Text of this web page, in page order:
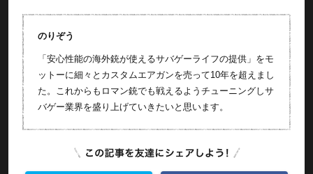
のりぞう
「安心性能の海外銃が使えるサバゲーライフの提供」をモ
ットーに細々とカスタムエアガンを売って10年を超えまし
た。これからもロマン銃でも戦えるようチューニングしサ
バゲー業界を盛り上げていきたいと思います。